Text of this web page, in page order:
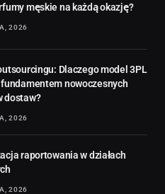
męskie na każdą okazję?
2026
Dlaczego model 3PL
nowoczesnych
dostaw?
2026
raportowania w działach
2026